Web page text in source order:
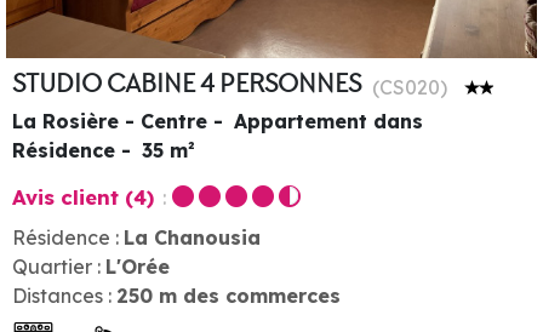
STUDIO CABINE 4 PERSONNES (CS020)
La Rosière - Centre
Appartement dans
Résidence
35 m²
Avis client (4)
Résidence : La Chanousia
Quartier : L'Orée
Distances : 250 m des commerces